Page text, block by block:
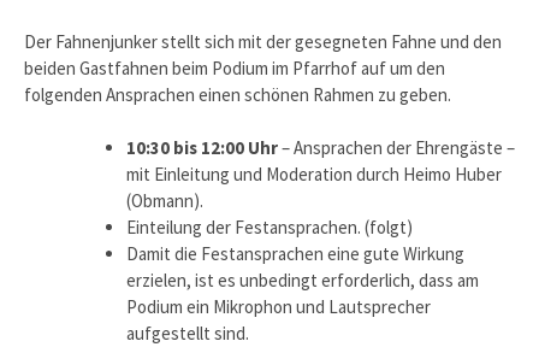
Der Fahnenjunker stellt sich mit der gesegneten Fahne und den
beiden Gastfahnen beim Podium im Pfarrhof auf um den
folgenden Ansprachen einen schönen Rahmen zu geben.
10:30 bis 12:00 Uhr– Ansprachen der Ehrengäste –
mit Einleitung und Moderation durch Heimo Huber
(Obmann).
Einteilung der Festansprachen. (folgt)
Damit die Festansprachen eine gute Wirkung
erzielen, ist es unbedingt erforderlich, dass am
Podium ein Mikrophon und Lautsprecher
aufgestellt sind.